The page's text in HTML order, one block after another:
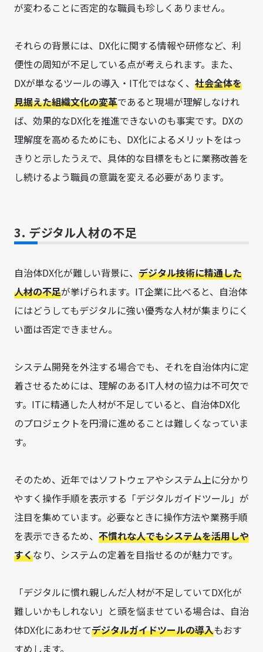
が変わることに否定的な職員も珍しくありません。
それらの背景には、DX化に関する情報や研修など、利
便性の周知が不足している点が考えられます。また、
DXが単なるツールの導入・IT化ではなく、 社会全体を
見据えた組織文化の変革であると現場が理解しなけれ
ば、効果的なDX化を推進できないのも事実です。DXの
理解度を高めるためにも、DX化によるメリットをはっ
きりと示したうえで、具体的な目標をもとに業務改善を
し続けるよう職員の意識を変える必要があります。
3. デジタル人材の不足
自治体DX化が難しい背景に、 デジタル技術に精通した
人材の不足が挙げられます。IT企業に比べると、自治体
にはどうしてもデジタルに強い優秀な人材が集まりにく
い面は否定できません。
システム開発を外注する場合でも、それを自治体内に定
着させるためには、理解のあるIT人材の協力は不可欠で
す。ITに精通した人材が不足していると、自治体DX化
のプロジェクトを円滑に進めることは難しくなっていま
す。
そのため、近年ではソフトウェアやシステム上に分かり
やすく操作手順を表示する「デジタルガイドツール」が
注目を集めています。必要なときに操作方法や業務手順
を表示できるため、 不慣れな人でもシステムを活用しや
すくなり、システムの定着を目指せるのが魅力です。
「デジタルに慣れ親しんだ人材が不足していてDX化が
難しいかもしれない」と頭を悩ませている場合は、自治
体DX化にあわせてデジタルガイドツールの導入もおす
すめします。